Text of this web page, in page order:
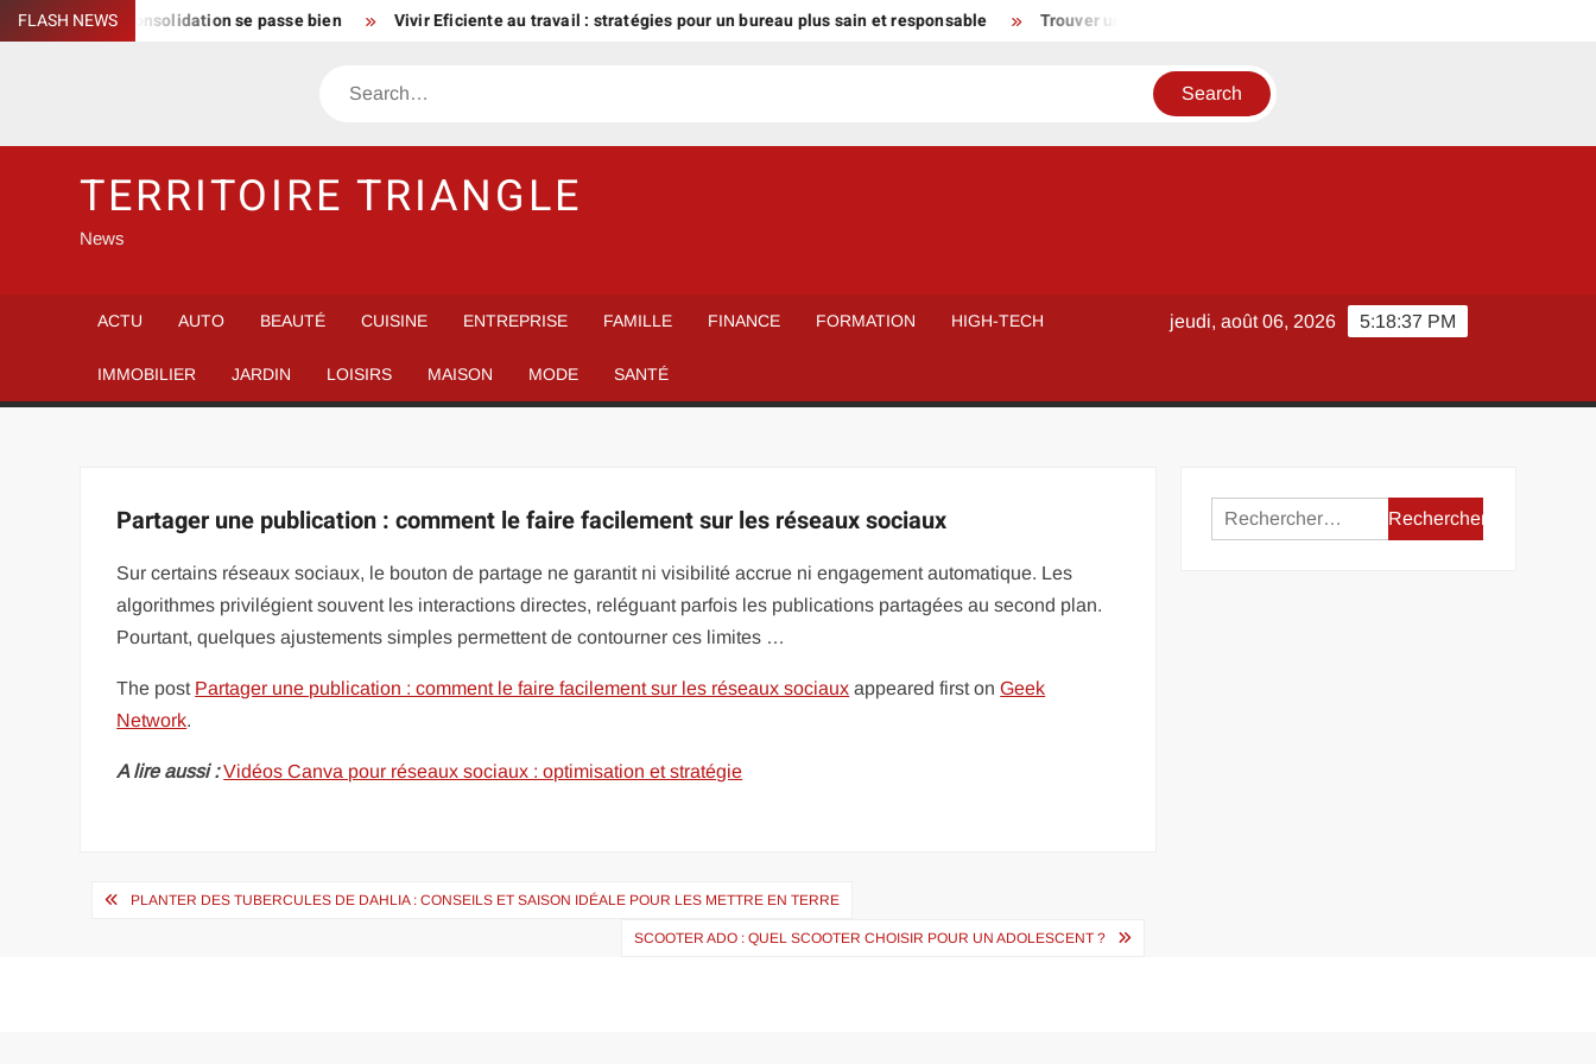
Skip
to
FLASH NEWS
que la consolidation se passe bien Vivir Eficiente au travail : stratégies pour un bureau plus sain et responsable Trouver un garde-meuble idéal à Reims pour vos besoins de stockage
Search
TERRITOIRE TRIANGLE
News
ACTU AUTO BEAUTÉ CUISINE ENTREPRISE FAMILLE FINANCE FORMATION HIGH-TECH
IMMOBILIER JARDIN LOISIRS MAISON MODE SANTÉ
5:18:37 PM
jeudi, août 06, 2026
Partager une publication : comment le faire facilement sur les réseaux sociaux
Sur certains réseaux sociaux, le bouton de partage ne garantit ni visibilité accrue ni engagement automatique. Les
algorithmes privilégient souvent les interactions directes, reléguant parfois les publications partagées au second plan.
Pourtant, quelques ajustements simples permettent de contourner ces limites …
The post Partager une publication : comment le faire facilement sur les réseaux sociaux appeared first onGeek
Network.
A lire aussi : Vidéos Canva pour réseaux sociaux : optimisation et stratégie
Navigation
PLANTER DES TUBERCULES DE DAHLIA : CONSEILS ET SAISON IDÉALE POUR LES METTRE EN TERRE
SCOOTER ADO : QUEL SCOOTER CHOISIR POUR UN ADOLESCENT ?
Rechercher :